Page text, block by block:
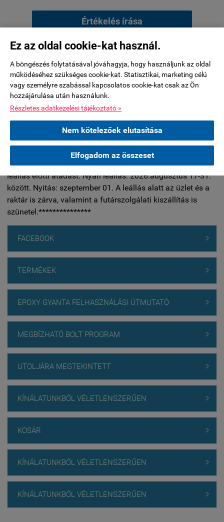
Ez az oldal cookie-kat használ.
A böngészés folytatásával jóváhagyja, hogy használjunk az oldal
működéséhez szükséges cookie-kat. Statisztikai, marketing célú
vagy személyre szabással kapcsolatos cookie-kat csak az Ön
hozzájárulása után használunk.
Részletes adatkezelési tájékoztató »
Nem kötelezőek elutasítása
Elfogadom az összeset
Értékelés írása
KÉRDÉSEK ÉS VÁLASZOK:
Jelenleg nincsenek kérdések ehhez a termékhez.
Kérdés küldése
***********A készleten nem lévő termékeknél a 2026.július
29-éig leadott rendelések esetében tudjuk biztosítani a nyári
leállás előtti átadást. Nyári leállás: 2026.augusztus 17-31.
között. Nyitás: szeptember 01. A leállás alatt az üzlet és a
raktár is zárva, valamint a futárszolgálati kiszállítás is
szünetel.***************
FACEBOOK 
TERMÉKEK 
EPOXY GYANTA FELHASZNÁLÁSI ÚTMUTATÓ 
MEGBÍZHATÓ BOLT PROGRAM 
UTOLJÁRA MEGTEKINTETT 
KÍNÁLATUNKBÓL VÉLETLENSZERŰEN 
KOSÁR 
KÍNÁLATUNKBÓL VÉLETLENSZERŰEN 
KÍNÁLATUNKBÓL VÉLETLENSZERŰEN 